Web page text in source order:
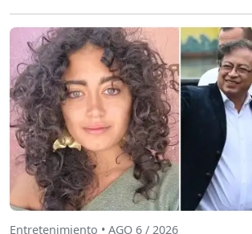
Entretenimiento • AGO 6 / 2026